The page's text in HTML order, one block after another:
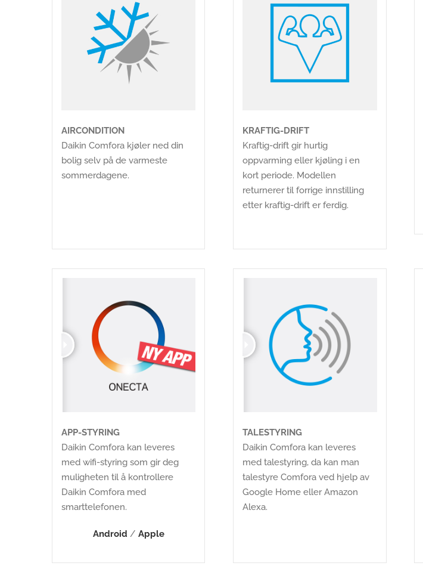
AIRCONDITION
Daikin Comfora kjøler ned din
bolig selv på de varmeste
sommerdagene.
KRAFTIG-DRIFT
Kraftig-drift gir hurtig
oppvarming eller kjøling i en
kort periode. Modellen
returnerer til forrige innstilling
etter kraftig-drift er ferdig.
APP-STYRING
Daikin Comfora kan leveres
med wifi-styring som gir deg
muligheten til å kontrollere
Daikin Comfora med
smarttelefonen.
Android / Apple
TALESTYRING
Daikin Comfora kan leveres
med talestyring, da kan man
talestyre Comfora ved hjelp av
Google Home eller Amazon
Alexa.